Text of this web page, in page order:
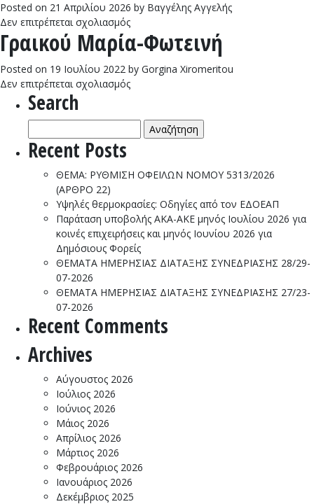
Posted on 21 Απριλίου 2026 by Βαγγέλης Αγγελής
Δεν επιτρέπεται σχολιασμόςστο
Σαμαράς
Γεώργιος
Γραικού Μαρία-Φωτεινή
Posted on 19 Ιουλίου 2022 by Gorgina Xiromeritou
Δεν επιτρέπεται σχολιασμόςστο
Φωτεινή
Search
για:
Recent Posts
ΘΕΜΑ: ΡΥΘΜΙΣΗ ΟΦΕΙΛΩΝ ΝΟΜΟΥ 5313/2026
(ΑΡΘΡΟ 22)
Υψηλές θερμοκρασίες: Οδηγίες από τον ΕΔΟΕΑΠ
Παράταση υποβολής ΑΚΑ-ΑΚΕ μηνός Ιουλίου 2026 για
κοινές επιχειρήσεις και μηνός Ιουνίου 2026 για
Δημόσιους Φορείς
ΘΕΜΑΤΑ ΗΜΕΡΗΣΙΑΣ ΔΙΑΤΑΞΗΣ ΣΥΝΕΔΡΙΑΣΗΣ 28/29-
07-2026
ΘΕΜΑΤΑ ΗΜΕΡΗΣΙΑΣ ΔΙΑΤΑΞΗΣ ΣΥΝΕΔΡΙΑΣΗΣ 27/23-
07-2026
Recent Comments
Archives
Αύγουστος 2026
Ιούλιος 2026
Ιούνιος 2026
Μάιος 2026
Απρίλιος 2026
Μάρτιος 2026
Φεβρουάριος 2026
Ιανουάριος 2026
Δεκέμβριος 2025